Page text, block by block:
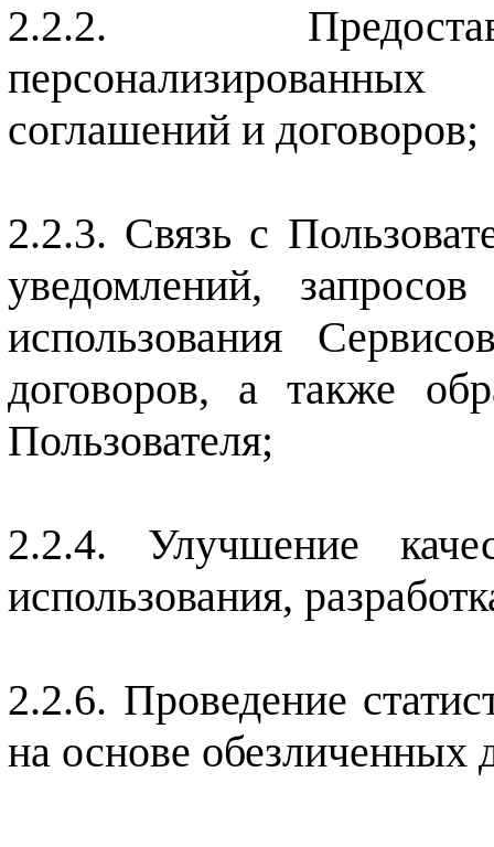
соглашений и договоров;
Связь с
уведомлений,
использования
договоров, а также
Пользователя;
Улучшение
использования,
2.2.6. Проведение
на основе обезличенных